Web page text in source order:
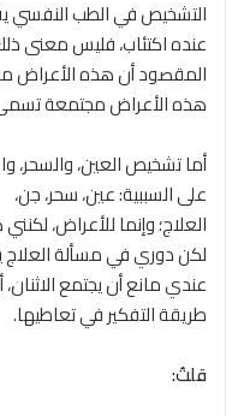
التشخيص في الطب النفسي
عنده اكتئاب، فليس معنى ذلك
المقصود أن هذه الأعراض
هذه الأعراض مجتمعة تسمى
أما تشخيص العين، والسحر،
على السببية: عين، سحر،
العلاج؛ وإنما للأعراض،
لكن دوري في مسألة العلاج
عندي مانع أن يجتمع
طريقة التفكير في تعاطيها.
قلتُ: